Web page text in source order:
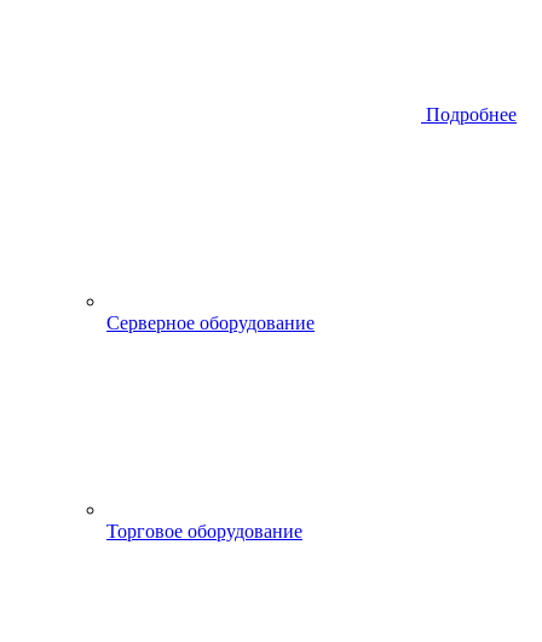
Подробнее
Серверное оборудование
Торговое оборудование